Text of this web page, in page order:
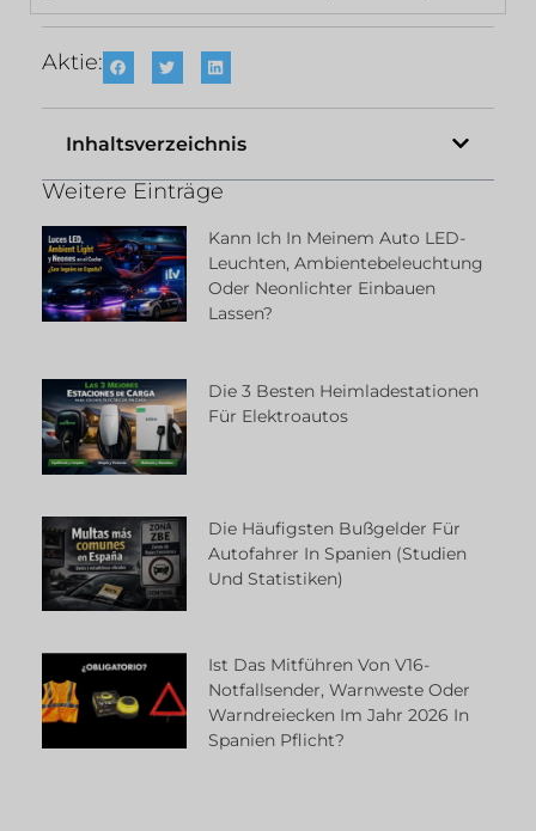
Aktie:
Inhaltsverzeichnis
Weitere Einträge
Kann Ich In Meinem Auto LED-
Leuchten, Ambientebeleuchtung
Oder Neonlichter Einbauen
Lassen?
Die 3 Besten Heimladestationen
Für Elektroautos
Die Häufigsten Bußgelder Für
Autofahrer In Spanien (Studien
Und Statistiken)
Ist Das Mitführen Von V16-
Notfallsender, Warnweste Oder
Warndreiecken Im Jahr 2026 In
Spanien Pflicht?